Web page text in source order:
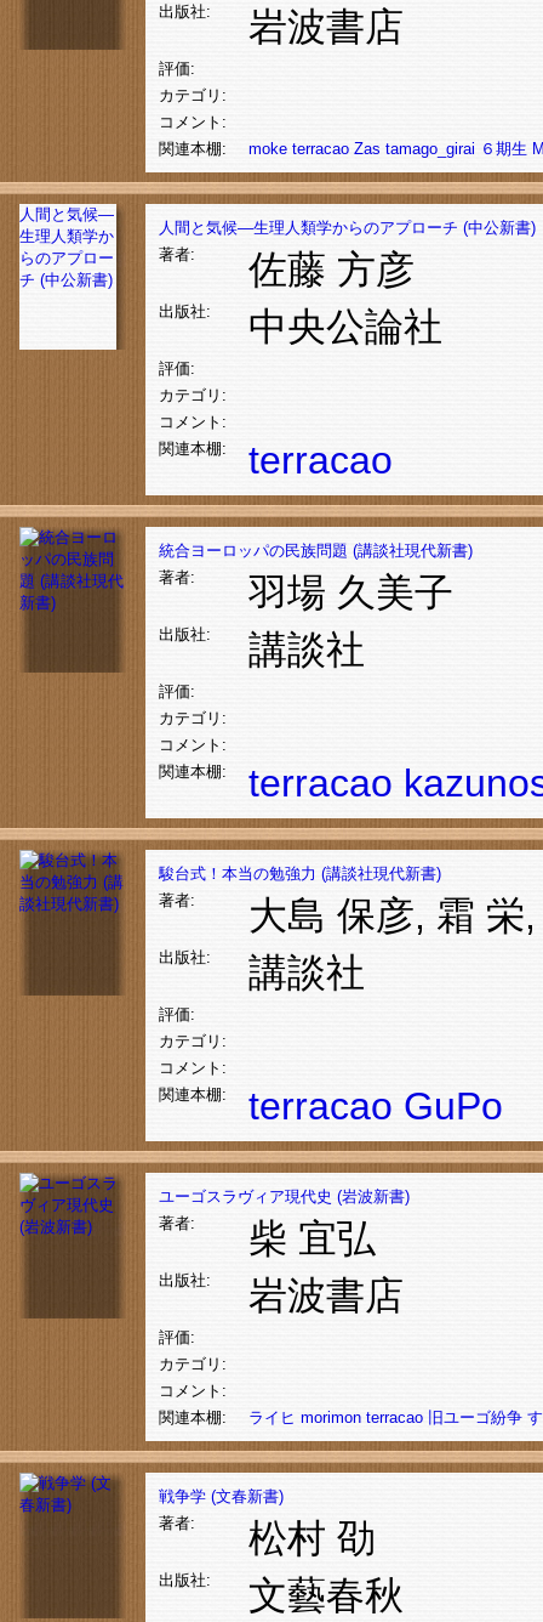
出版社: 岩波書店
評価:
カテゴリ:
コメント:
関連本棚:
moke terracao Zas tamago_girai ６期生
人間と気候―
生理人類学か
らのアプロー
チ (中公新書)
人間と気候―生理人類学からのアプローチ (中公新書)
著者:
佐藤 方彦
出版社: 中央公論社
評価:
カテゴリ:
コメント:
関連本棚:
terracao
統合ヨーロッパの民族問題 (講談社現代新書)
著者:
羽場 久美子
出版社: 講談社
評価:
カテゴリ:
コメント:
関連本棚:
terracao
駿台式！本当の勉強力 (講談社現代新書)
著者:
大島 保彦, 霜 栄
出版社: 講談社
評価:
カテゴリ:
コメント:
関連本棚:
terracao GuPo
ユーゴスラヴィア現代史 (岩波新書)
著者:
柴 宜弘
出版社: 岩波書店
評価:
カテゴリ:
コメント:
関連本棚:
ライヒ morimon terracao 旧ユーゴ紛争
戦争学 (文春新書)
著者:
松村 劭
出版社: 文藝春秋